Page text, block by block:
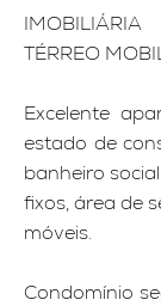
TÉRREO
Excelente
estado de
banheiro
fixos, área de
móveis.
Condomínio